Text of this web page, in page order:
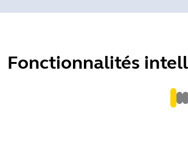
Fonctionnalités